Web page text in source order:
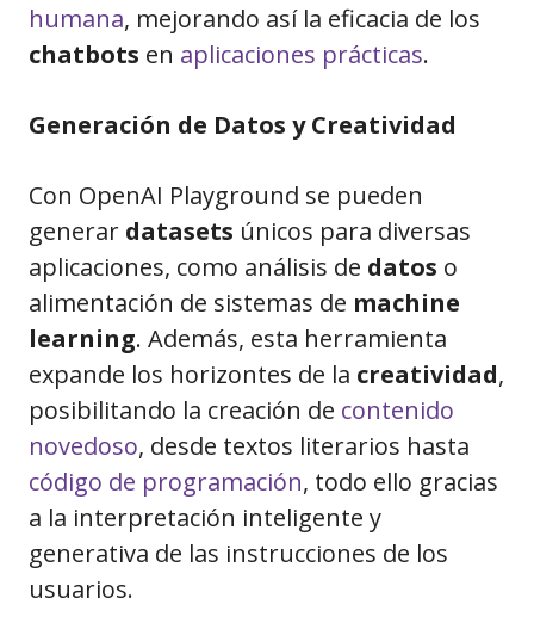
humana, mejorando así la eficacia de los
chatbots en aplicaciones prácticas.
Generación de Datos y Creatividad
Con OpenAI Playground se pueden
generar datasets únicos para diversas
aplicaciones, como análisis de datos o
alimentación de sistemas de machine
learning. Además, esta herramienta
expande los horizontes de la creatividad,
posibilitando la creación de contenido
novedoso, desde textos literarios hasta
código de programación, todo ello gracias
a la interpretación inteligente y
generativa de las instrucciones de los
usuarios.